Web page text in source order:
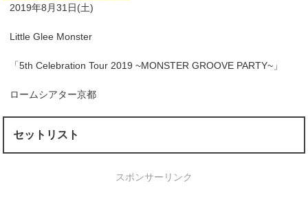
2019年8月31日(土)
Little Glee Monster
「5th Celebration Tour 2019 ~MONSTER GROOVE PARTY~」
ロームシアター京都
セットリスト
スポンサーリンク